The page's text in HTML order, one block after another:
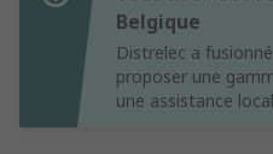
Belgique
Distrelec a
proposer une
une assistance